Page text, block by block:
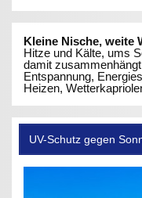
Kleine Nische, weite
Hitze und Kälte, ums
damit
Entspannung,
Heizen,
UV-Schutz gegen